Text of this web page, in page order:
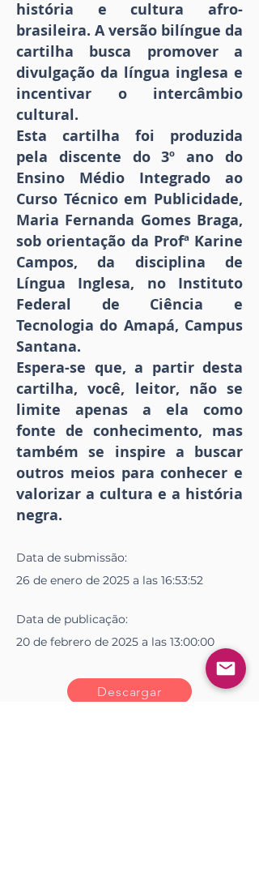
história e cultura afro-
brasileira. A versão bilíngue da
cartilha busca promover a
divulgação da língua inglesa e
incentivar o intercâmbio
cultural.
Esta cartilha foi produzida
pela discente do 3º ano do
Ensino Médio Integrado ao
Curso Técnico em Publicidade,
Maria Fernanda Gomes Braga,
sob orientação da Profª Karine
Campos, da disciplina de
Língua Inglesa, no Instituto
Federal de Ciência e
Tecnologia do Amapá, Campus
Santana.
Espera-se que, a partir desta
cartilha, você, leitor, não se
limite apenas a ela como
fonte de conhecimento, mas
também se inspire a buscar
outros meios para conhecer e
valorizar a cultura e a história
negra.
Data de submissão:
26 de enero de 2025 a las 16:53:52
Data de publicação:
20 de febrero de 2025 a las 13:00:00
Descargar